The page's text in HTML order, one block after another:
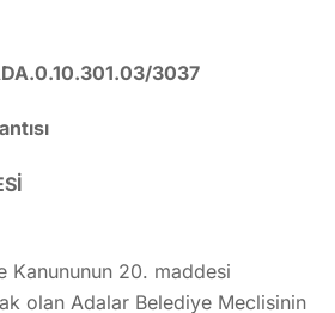
3037
Kanununun 20. maddesi
olan Adalar Belediye Meclisinin